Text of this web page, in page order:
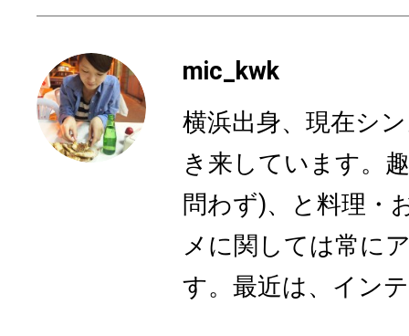
mic_kwk
横浜出身、現在シ
き来しています。
問わず)、と料理・
メに関しては常に
す。最近は、イン